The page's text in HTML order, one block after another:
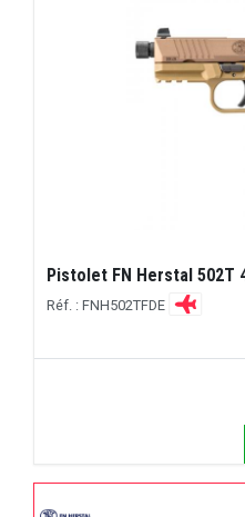
Pistolet FN Herstal 502T
Réf. : FNH502TFDE